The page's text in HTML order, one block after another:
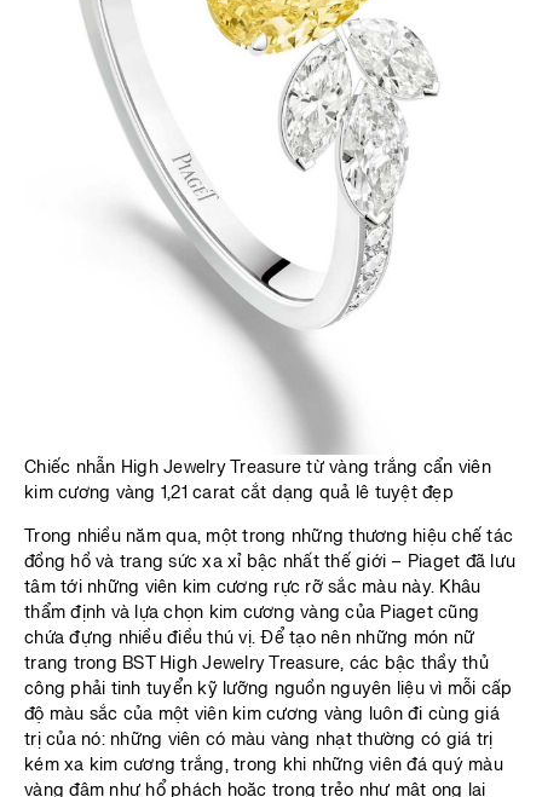
Chiếc nhẫn High Jewelry Treasure từ vàng trắng cẩn viên
kim cương vàng 1,21 carat cắt dạng quả lê tuyệt đẹp
Trong nhiều năm qua, một trong những thương hiệu chế tác
đồng hồ và trang sức xa xỉ bậc nhất thế giới – Piaget đã lưu
tâm tới những viên kim cương rực rỡ sắc màu này. Khâu
thẩm định và lựa chọn kim cương vàng của Piaget cũng
chứa đựng nhiều điều thú vị. Để tạo nên những món nữ
trang trong BST High Jewelry Treasure, các bậc thầy thủ
công phải tinh tuyển kỹ lưỡng nguồn nguyên liệu vì mỗi cấp
độ màu sắc của một viên kim cương vàng luôn đi cùng giá
trị của nó: những viên có màu vàng nhạt thường có giá trị
kém xa kim cương trắng, trong khi những viên đá quý màu
vàng đậm như hổ phách hoặc trong trẻo như mật ong lại